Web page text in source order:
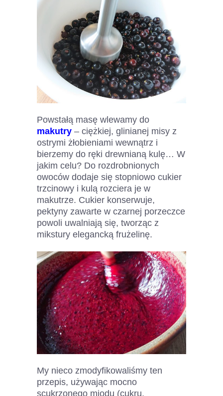
Powstałą masę wlewamy do
makutry – ciężkiej, glinianej misy z
ostrymi żłobieniami wewnątrz i
bierzemy do ręki drewnianą kulę… W
jakim celu? Do rozdrobnionych
owoców dodaje się stopniowo cukier
trzcinowy i kulą rozciera je w
makutrze. Cukier konserwuje,
pektyny zawarte w czarnej porzeczce
powoli uwalniają się, tworząc z
mikstury elegancką frużelinę.
My nieco zmodyfikowaliśmy ten
przepis, używając mocno
scukrzonego miodu (cukru,